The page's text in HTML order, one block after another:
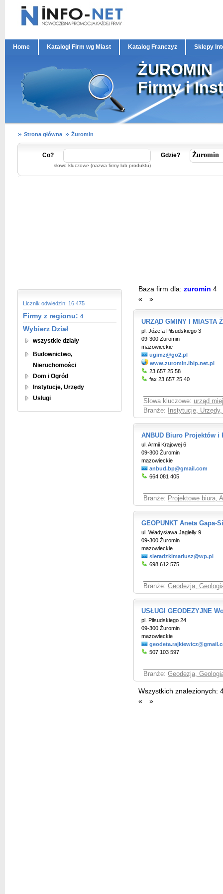
Home Katalogi Firm wg Miast Katalog Franczyz Sklepy
ŻUROMIN
Firmy i
Strona główna Żuromin
Co?
słowo kluczowe (nazwa firmy lub produktu)
Gdzie?
Licznik odwiedzin: 16 475
Firmy z regionu: 4
Wybierz Dział
wszystkie działy
Budownictwo,
Nieruchomości
Dom i Ogród
Instytucje, Urzędy
Usługi
Baza firm dla: zuromin 4
«
»
URZĄD GMINY I MIASTA
pl. Józefa Piłsudskiego 3
09-300 Żuromin
mazowieckie
ugimz@go2.pl
www.zuromin.ibip.net.pl
23 657 25 58
fax 23 657 25 40
Słowa kluczowe: urząd
Branże:
Instytucje,
ANBUD Biuro Projektów i
ul. Armii Krajowej 6
09-300 Żuromin
mazowieckie
anbud.bp@gmail.com
664 081 405
Branże: Projektowe biura,
GEOPUNKT Aneta Gapa-
ul. Władysława Jagiełły 9
09-300 Żuromin
mazowieckie
sieradzkimariusz@wp.pl
698 612 575
Branże: Geodezja,
USŁUGI GEODEZYJNE
pl. Piłsudskiego 24
09-300 Żuromin
mazowieckie
507 103 597
Branże: Geodezja,
Wszystkich znalezionych:
«
»